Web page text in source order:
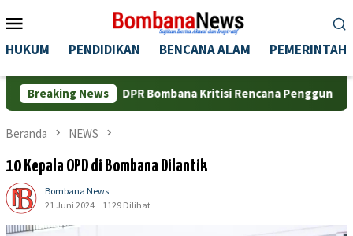
ke
kontenMobile
HUKUM PENDIDIKAN BENCANA ALAM
Breaking News
DPR Bombana Kritisi Rencana Penggunaan Pelabuhan
Beranda NEWS
10 Kepala OPD di Bombana Dilantik
Bombana News
21 Juni 2024
1129 Dilihat